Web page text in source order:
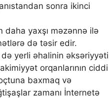
sonra ikinci
daha yaxşı məzənnə ilə
də təsir edir.
yerli əhalinin əksəriyyəti
orqanlarının ciddi
baxmaq və
zamanı İnternetə